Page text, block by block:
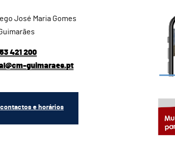
José Maria Gomes
421 200
guimaraes.pt
contactos e horários